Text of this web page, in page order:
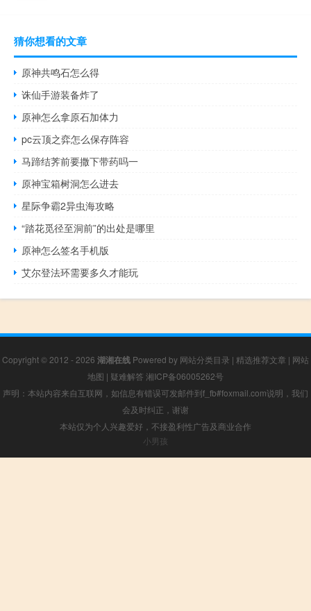
猜你想看的文章
原神共鸣石怎么得
诛仙手游装备炸了
原神怎么拿原石加体力
pc云顶之弈怎么保存阵容
马蹄结荠前要撒下带药吗一
原神宝箱树洞怎么进去
星际争霸2异虫海攻略
“踏花觅径至洞前”的出处是哪里
原神怎么签名手机版
艾尔登法环需要多久才能玩
Copyright © 2012 - 2026 湖湘在线 Powered by 网站分类目录 | 精选推荐文章 | 网站
地图 | 疑难解答 湘ICP备06005262号
声明：本站内容来自互联网，如信息有错误可发邮件到f_fb#foxmail.com说明，我们
会及时纠正，谢谢
本站仅为个人兴趣爱好，不接盈利性广告及商业合作
小男孩